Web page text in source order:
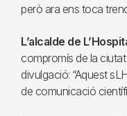
però ara ens toca
L’alcalde de
compromís de la
divulgació: “Aquest
de comunicació